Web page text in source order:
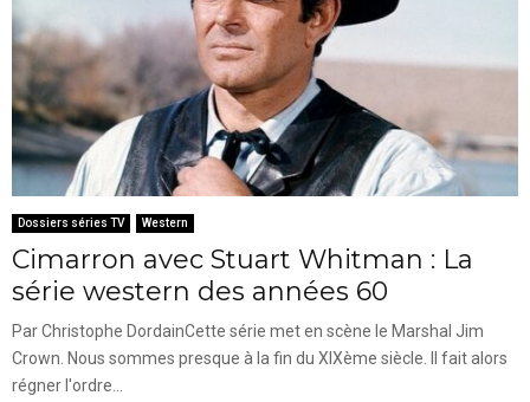
Dossiers séries TV Western
Cimarron avec Stuart Whitman : La
série western des années 60
Par Christophe DordainCette série met en scène le Marshal Jim
Crown. Nous sommes presque à la fin du XIXème siècle. Il fait alors
régner l'ordre...